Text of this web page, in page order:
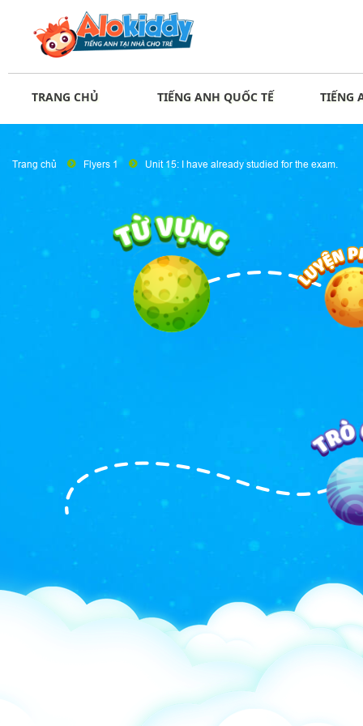
TRANG CHỦ TIẾNG ANH QUỐC TẾ TIẾNG
Trang chủ Flyers 1 Unit 15: I have already studied for the exam.